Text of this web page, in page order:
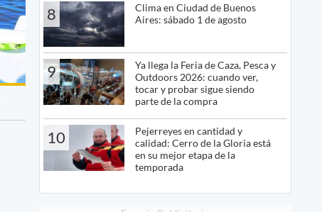
8
Clima en Ciudad de Buenos
Aires: sábado 1 de agosto
9
Ya llega la Feria de Caza, Pesca y
Outdoors 2026: cuando ver,
tocar y probar sigue siendo
parte de la compra
10
Pejerreyes en cantidad y
calidad: Cerro de la Gloria está
en su mejor etapa de la
temporada